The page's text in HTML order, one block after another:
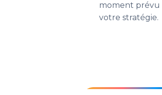
moment prévu
votre stratégie.